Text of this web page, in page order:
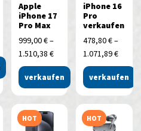
Apple
iPhone 17
Pro Max
999,00€–
1.510,38 €
verkaufen
iPhone 16
Pro
verkaufen
478,80€–
1.071,89€
verkaufen
HOT HOT